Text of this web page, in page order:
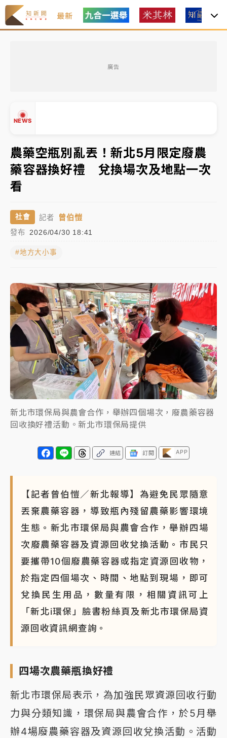
最新
廣告
NEWS
有片｜
連根拔起
中颱白海豚風雨來了！中部以北防豪雨 今晚、明天影
響最劇烈
白海豚逼近！北市水門只出不進 未移置車輛最高罰
4800＋拖吊費
油價持續凍漲！ 中油宣布下周一汽柴油價格維持不變
路鷹架倒塌壓2車
連根拔起
中颱白海豚風雨來了！中部以北防豪雨 今晚、明天影
響最劇烈
白海豚逼近！北市水門只出不進 未移置車輛最高罰
4800＋拖吊費
▲
▼
農藥空瓶別亂丟！新北5月限定廢農
藥容器換好禮 兌換場次及地點一次
看
社會 記者 曾伯愷
發布 2026/04/30 18:41
#地方大小事
新北市環保局與農會合作，舉辦四個場次，廢農藥容器
回收換好禮活動。新北市環保局提供
連結 訂閱 APP
【記者曾伯愷／新北報導】為避免民眾隨意
丟棄農藥容器，導致瓶內殘留農藥影響環境
生態。新北市環保局與農會合作，舉辦四場
次廢農藥容器及資源回收兌換活動。市民只
要攜帶10個廢農藥容器或指定資源回收物，
於指定四個場次、時間、地點到現場，即可
兌換民生用品，數量有限，相關資訊可上
「新北i環保」臉書粉絲頁及新北市環保局資
源回收資訊網查詢。
四場次農藥瓶換好禮
新北市環保局表示，為加強民眾資源回收行動
力與分類知識，環保局與農會合作，於5月舉
辦4場廢農藥容器及資源回收兌換活動。活動